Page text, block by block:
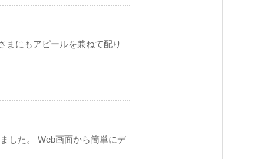
まにもアピールを兼ねて配り
した。 Web画面から簡単にデ